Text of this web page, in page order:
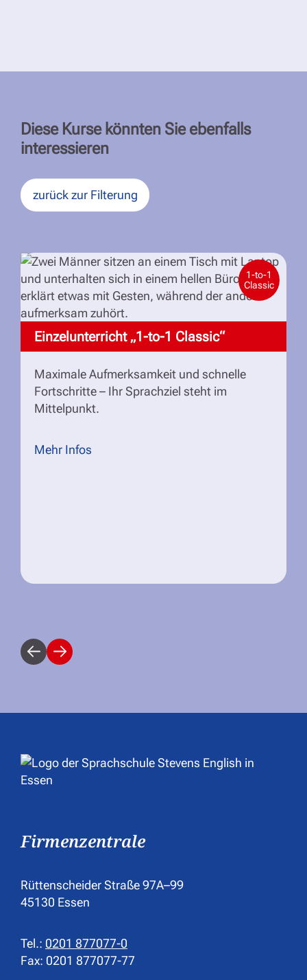
Diese Kurse könnten Sie ebenfalls
interessieren
zurück zur Filterung
1-to-1
Classic
Einzelunterricht „1-to-1 Classic“
Maximale Aufmerksamkeit und schnelle
Fortschritte – Ihr Sprachziel steht im
Mittelpunkt.
Mehr Infos
vorherigeweitere
Firmenzentrale
Rüttenscheider Straße 97A–99
45130 Essen
Tel.: 0201 877077-0
Fax: 0201 877077-77